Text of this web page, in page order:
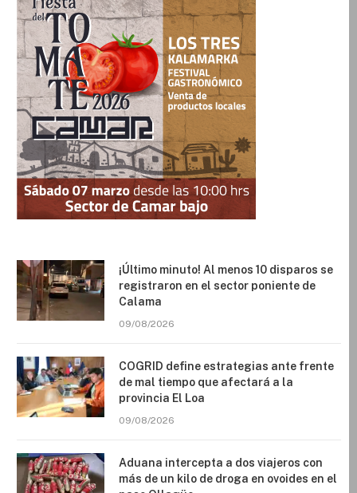
¡Último minuto! Al menos 10 disparos se
registraron en el sector poniente de
Calama
09/08/2026
COGRID define estrategias ante frente
de mal tiempo que afectará a la
provincia El Loa
09/08/2026
Aduana intercepta a dos viajeros con
más de un kilo de droga en ovoides en el